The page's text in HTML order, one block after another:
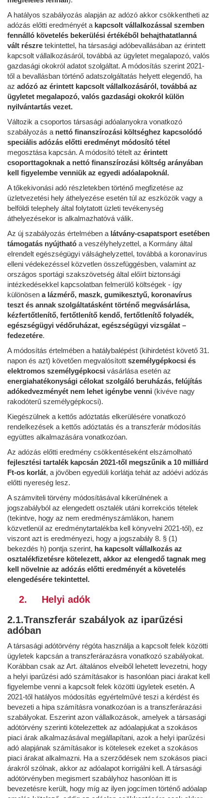
A hatályos szabályozás alapján az adózó akkor csökkentheti az
adózás előtti eredményét a kapcsolt vállalkozással szemben
fennálló követelés bekerülési értékéből behajthatatlanná
vált részre tekintettel, ha társasági adóbevallásában az érintett
kapcsolt vállalkozásáról, továbbá az ügyletet megalapozó, valós
gazdasági okokról adatot szolgáltat. A módosítás szerint 2021-
től a bevallásban történő adatszolgáltatás helyett elegendő, ha
az adózó az érintett kapcsolt vállalkozásáról, továbbá az
ügyletet megalapozó, valós gazdasági okokról külön
nyilvántartás vezet.
Változik a csoportos társasági adóalanyokra vonatkozó
szabályozás a nettó finanszírozási költséghez kapcsolódó
speciális adózás előtti eredményt módosító tétel
megosztása kapcsán. A módosító tételt az érintett
csoporttagoknak a nettó finanszírozási költség arányában
kell figyelembe venniük az egyedi adóalapoknál.
A tőkekivonási adó részletekben történő megfizetése az
üzletvezetési hely áthelyezése esetén túl az eszközök vagy a
belföldi telephely által folytatott üzleti tevékenység
áthelyezésekor is alkalmazhatóvá válik.
Az új szabályozás értelmében a látvány-csapatsport esetében
támogatás nyújtható a veszélyhelyzettel, a Kormány által
elrendelt egészségügyi válsághelyzettel, továbbá a koronavírus
elleni védekezéssel közvetlen összefüggésben, valamint az
országos sportági szakszövetség által előírt biztonsági
intézkedésekkel kapcsolatban felmerülő költségek - így
különösen a lázmérő, maszk, gumikesztyű, koronavírus
teszt és annak szolgáltatásként történő megvásárlása,
kézfertőtlenítő, fertőtlenítő kendő, fertőtlenítő folyadék,
egészségügyi védőruházat, egészségügyi vizsgálat –
fedezetére.
A módosítás értelmében a hatálybalépést (kihirdetést követő 31.
napon és azt) követően megvalósított személygépkocsi és
elektromos személygépkocsi vásárlása esetén az
energiahatékonysági célokat szolgáló beruházás, felújítás
adókedvezményét nem lehet igénybe venni (kivéve nagy
rakodóterű személygépkocsi).
Kiegészülnek a kettős adóztatás elkerülésére vonatkozó
rendelkezések a kettős adóztatás és a transzferár módosítás
együttes alkalmazására vonatkozóan.
Az adózás előtti eredmény csökkentéseként elszámolható
fejlesztési tartalék kapcsán 2021-től megszűnik a 10 milliárd
Ft-os korlát, a jövőben egyedüli korlátja tehát az adóévi adózás
előtti nyereség lesz.
A számviteli törvény módosításával kikerülnének a
jogszabályból az elengedett osztalék utáni korrekciós tételek
(tekintve, hogy az nem eredményszámlákon, hanem
közvetlenül az eredménytartalékba kell könyvelni 2021-től), ez
viszont azt is eredményezi, hogy a jogszabály 8. § (1)
bekezdés h) pontja szerint, ha kapcsolt vállalkozás az
osztalékfizetésre kötelezett, akkor az elengedő tagnak meg
kell növelnie az adózás előtti eredményét a követelés
elengedésére tekintettel.
2. Helyi adók
2.1.Transzferár szabályok az iparűzési
adóban
A társasági adótörvény régóta használja a kapcsolt felek közötti
ügyletek kapcsán a transzferárazásra vonatkozó szabályokat.
Korábban csak az Art. általános elveiből lehetett levezetni, hogy
a helyi iparűzési adó számításakor is hasonlóan piaci árakat kell
figyelembe venni a kapcsolt felek közötti ügyletek esetén. A
2021-től hatályos módosítás egyértelművé teszi a kérdést és
bevezeti a hipa számításra vonatkozóan is a transzferárazási
szabályokat. Eszerint azon vállalkozások, amelyek a társasági
adótörvény szerinti kötelezettek az adóalapjukat a szokásos
piaci árak alkalmazásával megállapítani, azok a helyi iparűzési
adó alapjának számításakor is kötelesek ezeket a szokásos
piaci árakat alkalmazni. Ha a szerződések nem szokásos piaci
árakról szólnak, akkor az adóalapot korrigálni kell. A társasági
adótörvényben megismert szabályhoz hasonlóan itt is
bevezetésre került, hogy míg az ilyen jogcímen történő adóalap